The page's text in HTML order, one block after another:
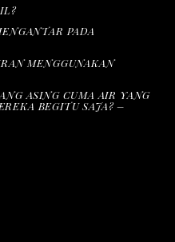
PADA
MENGGUNAKAN
ASING CUMA AIR YANG
BEGITU SAJA? –